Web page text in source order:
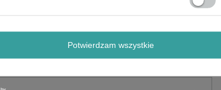
Potwierdzam wszystkie